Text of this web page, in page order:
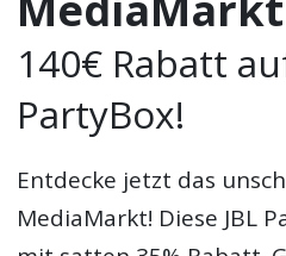
140€ Rabatt
PartyBox!
Entdecke jetzt das
MediaMarkt! Diese JBL